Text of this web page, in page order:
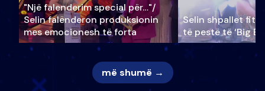
"Një falenderim special për…"/
Selin falënderon produksionin
mes emocionesh të forta
Selin shpallet
të pestë të ‘Big
më shumë →